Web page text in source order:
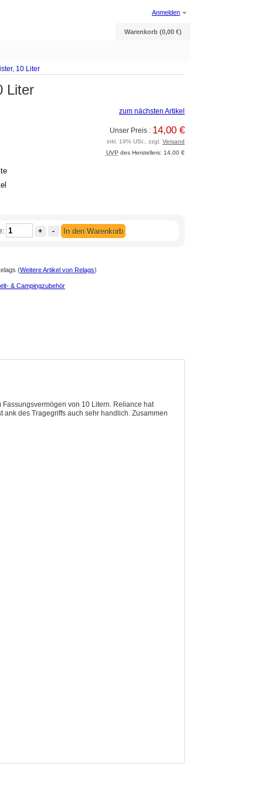
Warenkorb (0,00 €)
Anmelden
10 Liter
Liter
zum nächsten Artikel
Unser Preis : 14,00 €
inkl. 19% USt., zzgl. Versand
UVP des Herstellers: 14,00 €
+ - In den Warenkorb
(Weitere Artikel von Relags)
& Campingzubehör
von 10 Litern. Reliance hat
des Tragegriffs auch sehr handlich. Zusammen